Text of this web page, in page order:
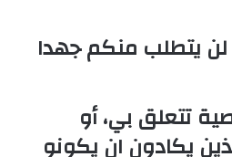
يتطلب منكم جهدا
تتعلق بي، أو
يكادون ان يكونو